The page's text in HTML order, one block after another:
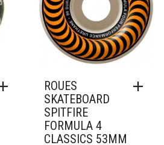
ROUES
SKATEBOARD
SPITFIRE
FORMULA 4
CLASSICS 53MM